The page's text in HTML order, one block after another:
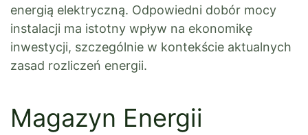
energią elektryczną. Odpowiedni dobór mocy
instalacji ma istotny wpływ na ekonomikę
inwestycji, szczególnie w kontekście aktualnych
zasad rozliczeń energii.
Magazyn Energii